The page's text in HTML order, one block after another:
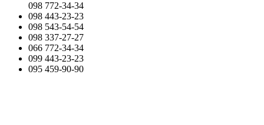
098 772-34-34
098 443-23-23
098 543-54-54
098 337-27-27
066 772-34-34
099 443-23-23
095 459-90-90